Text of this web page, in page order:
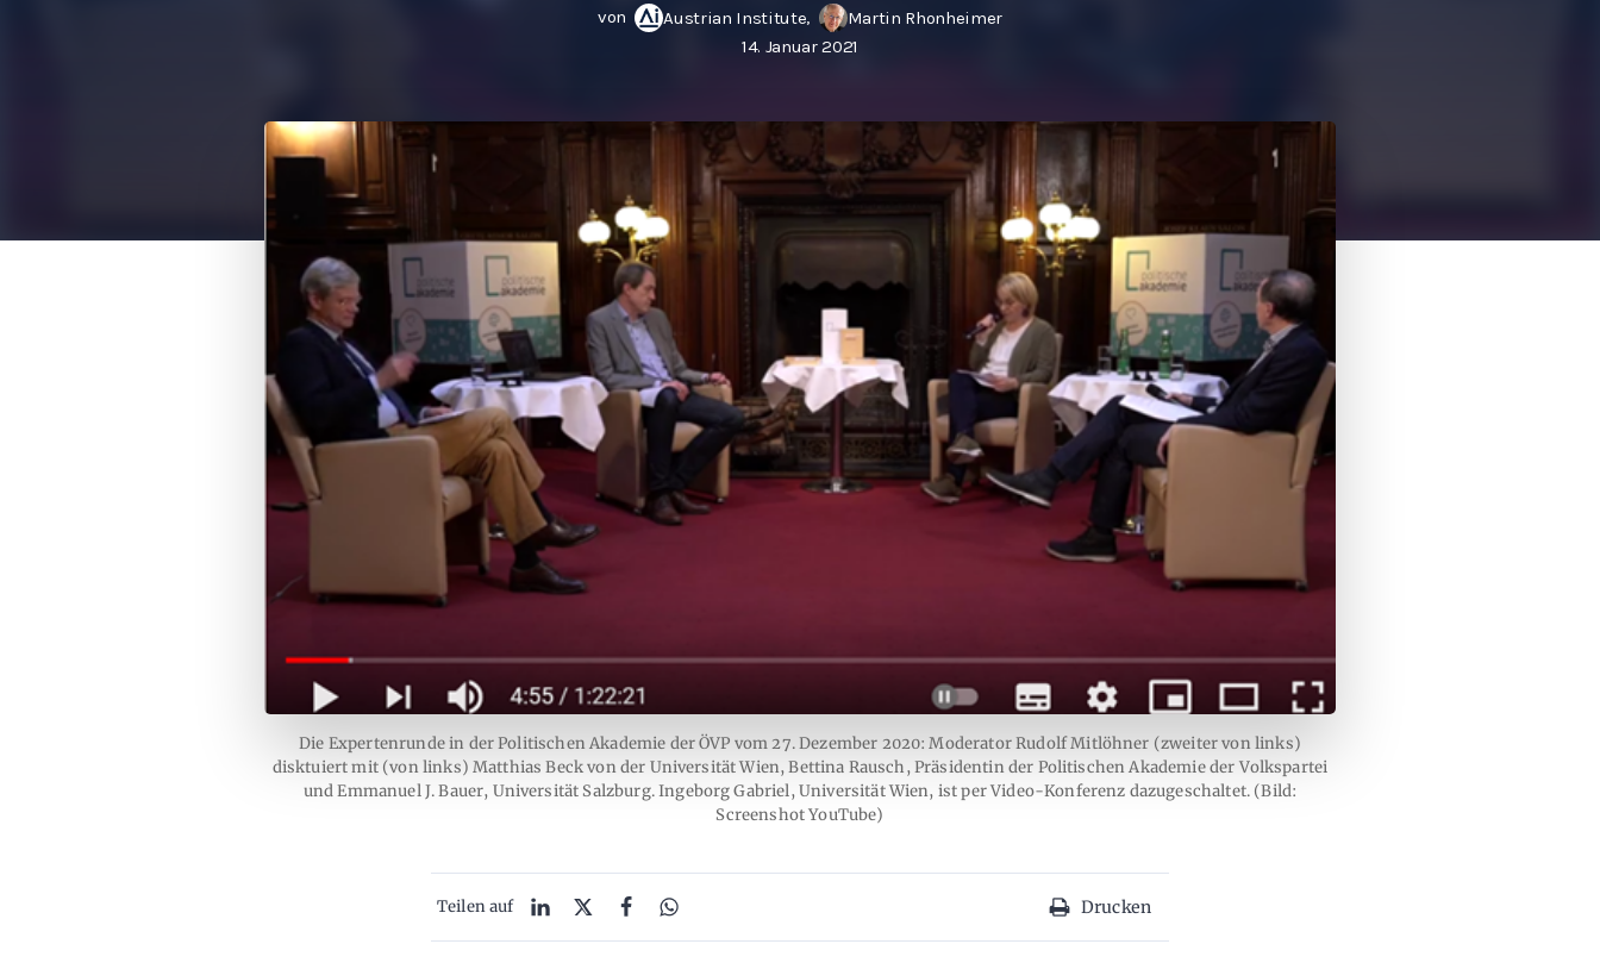
von Austrian Institute,
Martin Rhonheimer
14. Januar 2021
Die Expertenrunde in der Politischen Akademie der ÖVP vom 27. Dezember 2020: Moderator Rudolf Mitlöhner (zweiter von links)
disktuiert mit (von links) Matthias Beck von der Universität Wien, Bettina Rausch, Präsidentin der Politischen Akademie der Volkspartei
und Emmanuel J. Bauer, Universität Salzburg. Ingeborg Gabriel, Universität Wien, ist per Video-Konferenz dazugeschaltet. (Bild:
Screenshot YouTube)
Teilen auf Drucken